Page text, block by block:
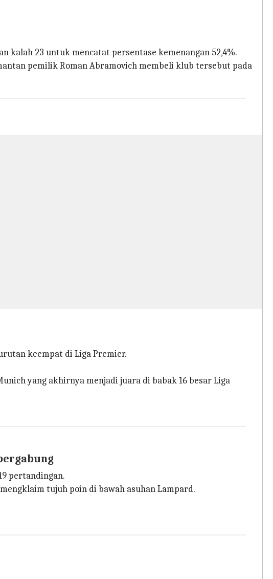
kalah 23 untuk mencatat persentase kemenangan 52,4%.
pemilik Roman Abramovich membeli klub tersebut pada
keempat di Liga Premier.
yang akhirnya menjadi juara di babak 16 besar Liga
pertandingan.
tujuh poin di bawah asuhan Lampard.